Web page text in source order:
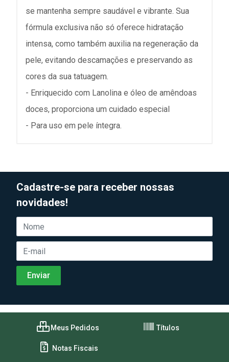
se mantenha sempre saudável e vibrante. Sua
fórmula exclusiva não só oferece hidratação
intensa, como também auxilia na regeneração da
pele, evitando descamações e preservando as
cores da sua tatuagem.
- Enriquecido com Lanolina e óleo de amêndoas
doces, proporciona um cuidado especial
- Para uso em pele íntegra.
Cadastre-se para receber nossas
novidades!
Meus Pedidos Títulos
Notas Fiscais